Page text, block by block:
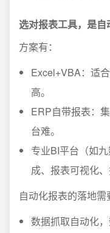
选对报表工具，是自
方案有：
Excel+VBA：适
高。
ERP自带报表：
台难。
专业BI平台（如
成、报表可视化
自动化报表的落地需
数据抓取自动化，